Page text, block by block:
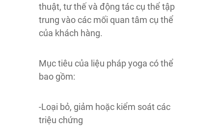
thuật, tư thế và động tác cụ thể tập
trung vào các mối quan tâm cụ thể
của khách hàng.
Mục tiêu của liệu pháp yoga có thể
bao gồm:
-Loại bỏ, giảm hoặc kiểm soát các
triệu chứng